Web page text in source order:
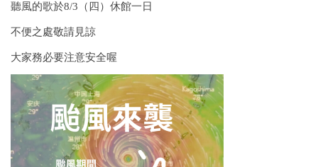
聽風的歌於8/3（四）休館一日
不便之處敬請見諒
大家務必要注意安全喔